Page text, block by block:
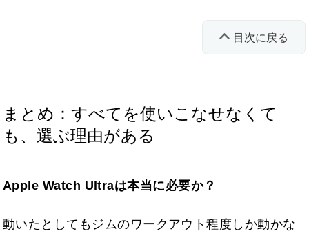
目次に戻る
まとめ：すべてを使いこなせなくて
も、選ぶ理由がある
Apple Watch Ultraは本当に必要か？
動いたとしてもジムのワークアウト程度しか動かな